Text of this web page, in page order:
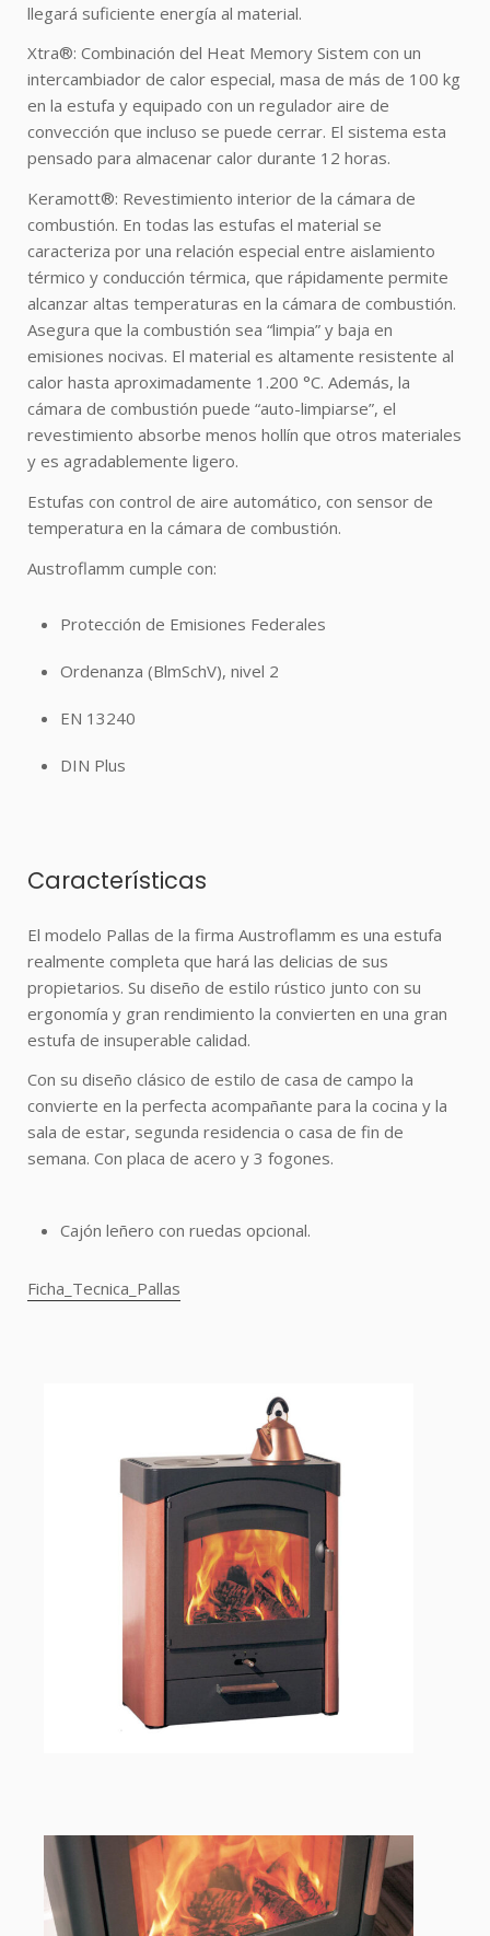
llegará suficiente energía al material.
Xtra®: Combinación del Heat Memory Sistem con un
intercambiador de calor especial, masa de más de 100 kg
en la estufa y equipado con un regulador aire de
convección que incluso se puede cerrar. El sistema esta
pensado para almacenar calor durante 12 horas.
Keramott®: Revestimiento interior de la cámara de
combustión. En todas las estufas el material se
caracteriza por una relación especial entre aislamiento
térmico y conducción térmica, que rápidamente permite
alcanzar altas temperaturas en la cámara de combustión.
Asegura que la combustión sea “limpia” y baja en
emisiones nocivas. El material es altamente resistente al
calor hasta aproximadamente 1.200 °C. Además, la
cámara de combustión puede “auto-limpiarse”, el
revestimiento absorbe menos hollín que otros materiales
y es agradablemente ligero.
Estufas con control de aire automático, con sensor de
temperatura en la cámara de combustión.
Austroflamm cumple con:
Protección de Emisiones Federales
Ordenanza (BlmSchV), nivel 2
EN 13240
DIN Plus
Características
El modelo Pallas de la firma Austroflamm es una estufa
realmente completa que hará las delicias de sus
propietarios. Su diseño de estilo rústico junto con su
ergonomía y gran rendimiento la convierten en una gran
estufa de insuperable calidad.
Con su diseño clásico de estilo de casa de campo la
convierte en la perfecta acompañante para la cocina y la
sala de estar, segunda residencia o casa de fin de
semana. Con placa de acero y 3 fogones.
Cajón leñero con ruedas opcional.
Ficha_Tecnica_Pallas